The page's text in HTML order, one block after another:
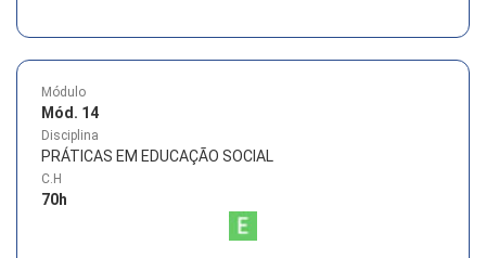
Módulo
Mód. 14
Disciplina
PRÁTICAS EM EDUCAÇÃO SOCIAL
C.H
70h